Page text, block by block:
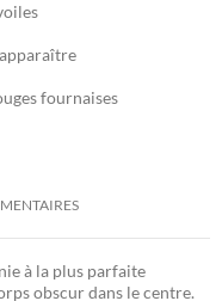
fournaises
à la plus parfaite
obscur dans le centre.